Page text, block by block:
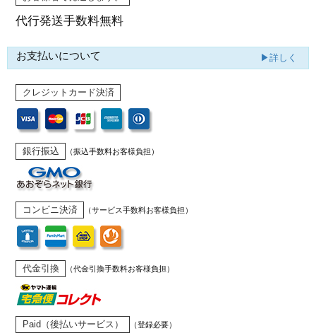
代行発送手数料無料
お支払いについて ▶詳しく
クレジットカード決済
銀行振込 （振込手数料お客様負担）
コンビニ決済 （サービス手数料お客様負担）
代金引換 （代金引換手数料お客様負担）
Paid（後払いサービス） （登録必要）